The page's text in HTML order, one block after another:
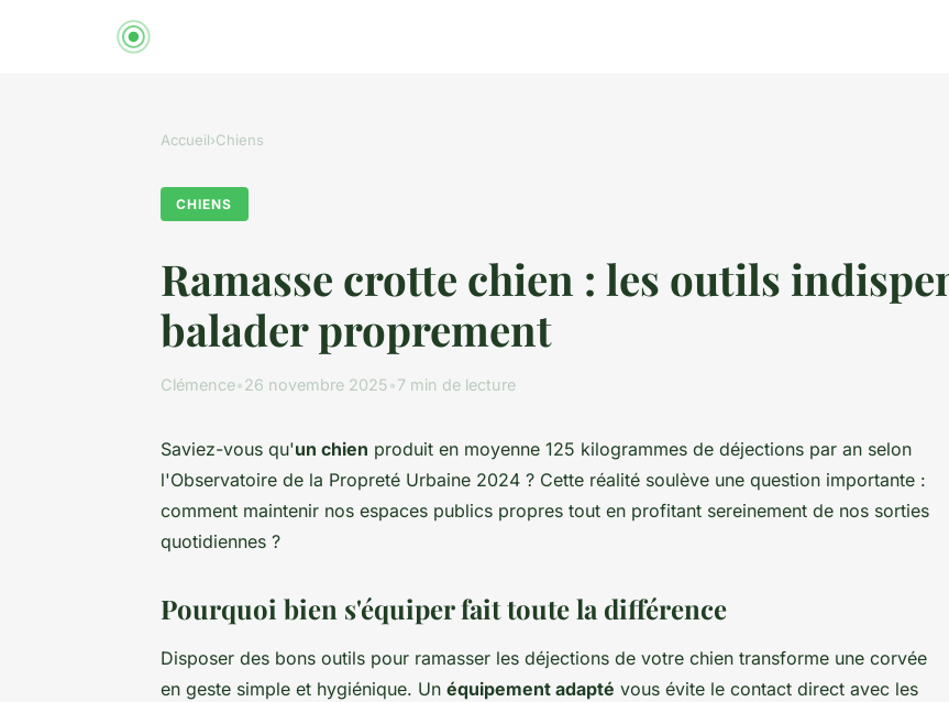
Accueil›Chiens
CHIENS
Ramasse crotte chien : les outils
balader proprement
Clémence•26 novembre 2025•7 min de lecture
Saviez-vous qu'un chien produit en moyenne 125 kilogrammes de déjections par an selon
l'Observatoire de la Propreté Urbaine 2024 ? Cette réalité soulève une question importante :
comment maintenir nos espaces publics propres tout en profitant sereinement de nos sorties
quotidiennes ?
Pourquoi bien s'équiper fait toute la différence
Disposer des bons outils pour ramasser les déjections de votre chien transforme une corvée
en geste simple et hygiénique. Un équipement adapté vous évite le contact direct avec les